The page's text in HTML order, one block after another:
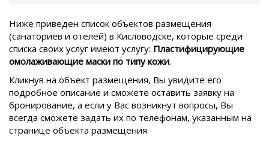
Ниже приведен список объектов размещения
(санаториев и отелей) в Кисловодске, которые среди
списка своих услуг имеют услугу: Пластифицирующие
омолаживающие маски по типу кожи.
Кликнув на объект размещения, Вы увидите его
подробное описание и сможете оставить заявку на
бронирование, а если у Вас возникнут вопросы, Вы
всегда сможете задать их по телефонам, указанным на
странице объекта размещения